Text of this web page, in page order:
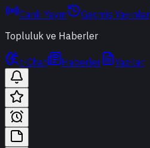
Canlı Yayın Geçmiş Yayınlar
Topluluk ve Haberler
t-Chat Haberler Yazılar